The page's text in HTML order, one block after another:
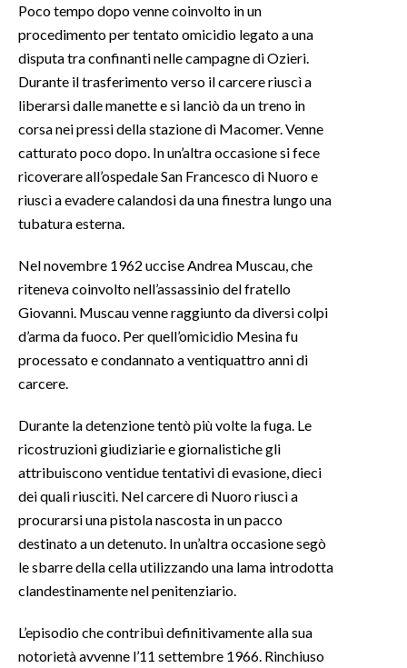
Poco tempo dopo venne coinvolto in un
procedimento per tentato omicidio legato a una
disputa tra confinanti nelle campagne di Ozieri.
Durante il trasferimento verso il carcere riuscì a
liberarsi dalle manette e si lanciò da un treno in
corsa nei pressi della stazione di Macomer. Venne
catturato poco dopo. In un’altra occasione si fece
ricoverare all’ospedale San Francesco di Nuoro e
riuscì a evadere calandosi da una finestra lungo una
tubatura esterna.
Nel novembre 1962 uccise Andrea Muscau, che
riteneva coinvolto nell’assassinio del fratello
Giovanni. Muscau venne raggiunto da diversi colpi
d’arma da fuoco. Per quell’omicidio Mesina fu
processato e condannato a ventiquattro anni di
carcere.
Durante la detenzione tentò più volte la fuga. Le
ricostruzioni giudiziarie e giornalistiche gli
attribuiscono ventidue tentativi di evasione, dieci
dei quali riusciti. Nel carcere di Nuoro riuscì a
procurarsi una pistola nascosta in un pacco
destinato a un detenuto. In un’altra occasione segò
le sbarre della cella utilizzando una lama introdotta
clandestinamente nel penitenziario.
L’episodio che contribuì definitivamente alla sua
notorietà avvenne l’11 settembre 1966. Rinchiuso